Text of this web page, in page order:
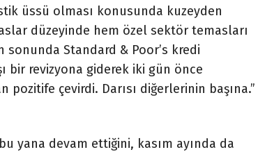
üssü olması konusunda kuzeyden
düzeyinde hem özel sektör temasları
Standard & Poor’s kredi
bir revizyona giderek iki gün önce
çevirdi. Darısı diğerlerinin başına.”
yana devam ettiğini, kasım ayında da